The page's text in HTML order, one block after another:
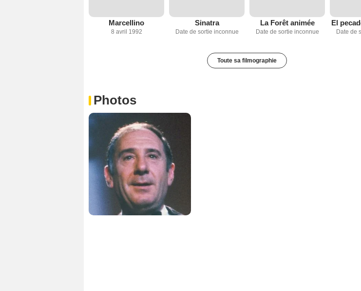
Marcellino
8 avril 1992
Sinatra
Date de sortie inconnue
La Forêt animée
Date de sortie inconnue
El
Date de
Toute sa filmographie
Photos